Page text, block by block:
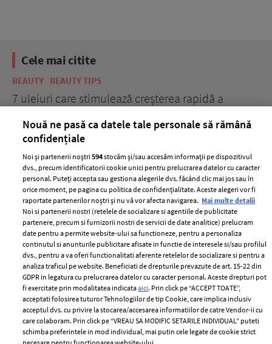
Cele mai citite
BEAUTY BEAUTY TIPS
7 uleiuri care stimulează creșterea rapidă a
ELLE Style Awards
2024
Despre ELLE
Romania
Contact
Abonamente
Termeni si conditii
Politica de
confidențialitate
Politica de cookies
Publicitate
Nouă ne pasă ca datele tale personale să rămână
confidențiale
Noi și partenerii noștri594stocăm și/sau accesăm informații pe dispozitivul
dvs., precum identificatorii cookie unici pentru prelucrarea datelor cu caracter
personal. Puteți accepta sau gestiona alegerile dvs. făcând clic mai jos sau în
orice moment, pe pagina cu politica de confidențialitate. Aceste alegeri vor fi
raportate partenerilor noștri și nu vă vor afecta navigarea. Mai multe detalii
Noi si partenerii nostri (retelele de socializare si agentiile de publicitate
partenere, precum si furnizorii nostri de servicii de date analitice) prelucram
date pentru a permite website-ului sa functioneze, pentru a personaliza
continutul si anunturile publicitare afisate in functie de interesele si/sau profilul
dvs., pentru a va oferi functionalitati aferente retelelor de socializare si pentru a
analiza traficul pe website. Beneficiati de drepturile prevazute de art. 15-22 din
GDPR in legatura cu prelucrarea datelor cu caracter personal. Aceste drepturi pot
fi exercitate prin modalitatea indicataaici. Prin click pe “ACCEPT TOATE”,
acceptati folosirea tuturor Tehnologiilor de tip Cookie, care implica inclusiv
acceptul dvs. cu privire la stocarea/accesarea informatiilor de catre Vendor-ii cu
care colaboram. Prin click pe “VREAU SA MODIFIC SETARILE INDIVIDUAL” puteti
schimba preferintele in mod individual, mai putin cele legate de cookie strict